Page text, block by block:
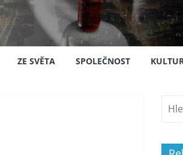
ZE SVĚTA SPOLEČNOST